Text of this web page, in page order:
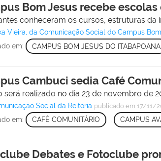
Bom Jesus recebe
conheceram os cursos, estruturas
Vieira, da Comunicação Social do Campus
em: CAMPUS BOM JESUS DO ITABAPOANA
Cambuci sedia Café
será realizado no dia 23 de novembro de
Social da Reitoria publicado em 17/11/
em: CAFÉ COMUNITÁRIO , CAMPUS
Debates e Fotoclube